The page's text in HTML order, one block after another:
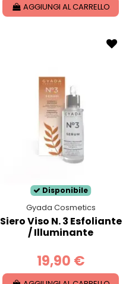
AGGIUNGI AL CARRELLO
Disponibile
Gyada Cosmetics
Siero Viso N. 3 Esfoliante
/ Illuminante
19,90 €